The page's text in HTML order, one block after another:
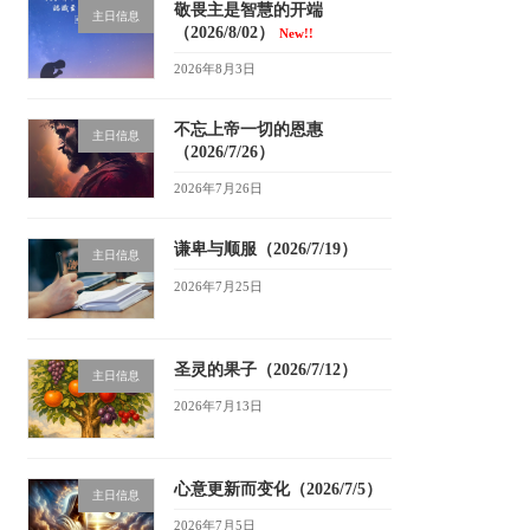
主日信息
敬畏主是智慧的开端
（2026/8/02）
New!!
2026年8月3日
主日信息
不忘上帝一切的恩惠
（2026/7/26）
2026年7月26日
主日信息 谦卑与顺服（2026/7/19）
2026年7月25日
主日信息 圣灵的果子（2026/7/12）
2026年7月13日
主日信息 心意更新而变化（2026/7/5）
2026年7月5日